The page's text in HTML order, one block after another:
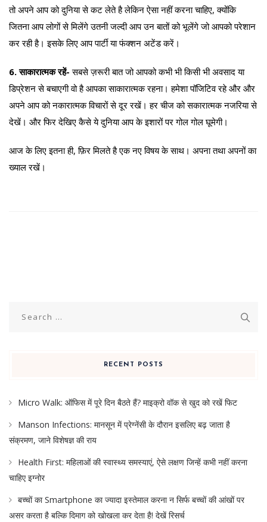
तो अपने आप को दुनिया से कट लेते है लेकिन ऐसा नहीं करना चाहिए, क्योंकि
जितना आप लोगों से मिलेंगे उतनी जल्दी आप उन बातों को भूलेंगे जो आपको परेशान
कर रही है। इसके लिए आप पार्टी या फंक्शन अटेंड करें।
6. साकारात्मक रहें- सबसे ज़रूरी बात जो आपको कभी भी किसी भी अवसाद या
डिप्रेशन से बचाएगी वो है आपका साकारात्मक रहना। हमेशा पॉजिटिव रहे और और
अपने आप को नकारात्मक विचारों से दूर रखें। हर चीज को सकारात्मक नजरिया से
देखें। और फिर देखिए कैसे ये दुनिया आप के इशारों पर गोल गोल घूमेगी।
आज के लिए इतना ही, फ़िर मिलते है एक नए विषय के साथ। अपना तथा अपनों का
ख्याल रखें।
RECENT POSTS
Micro Walk: ऑफिस में पूरे दिन बैठते हैं? माइक्रो वॉक से खुद को रखें फिट
Manson Infections: मानसून में प्रेग्नेंसी के दौरान इसलिए बढ़ जाता है
संक्रमण, जाने विशेषज्ञ की राय
Health First: महिलाओं की स्वास्थ्य समस्याएं, ऐसे लक्षण जिन्हें कभी नहीं करना
चाहिए इग्नोर
बच्चों का Smartphone का ज्यादा इस्तेमाल करना न सिर्फ बच्चों की आंखों पर
असर करता है बल्कि दिमाग को खोखला कर देता है! देखें रिसर्च